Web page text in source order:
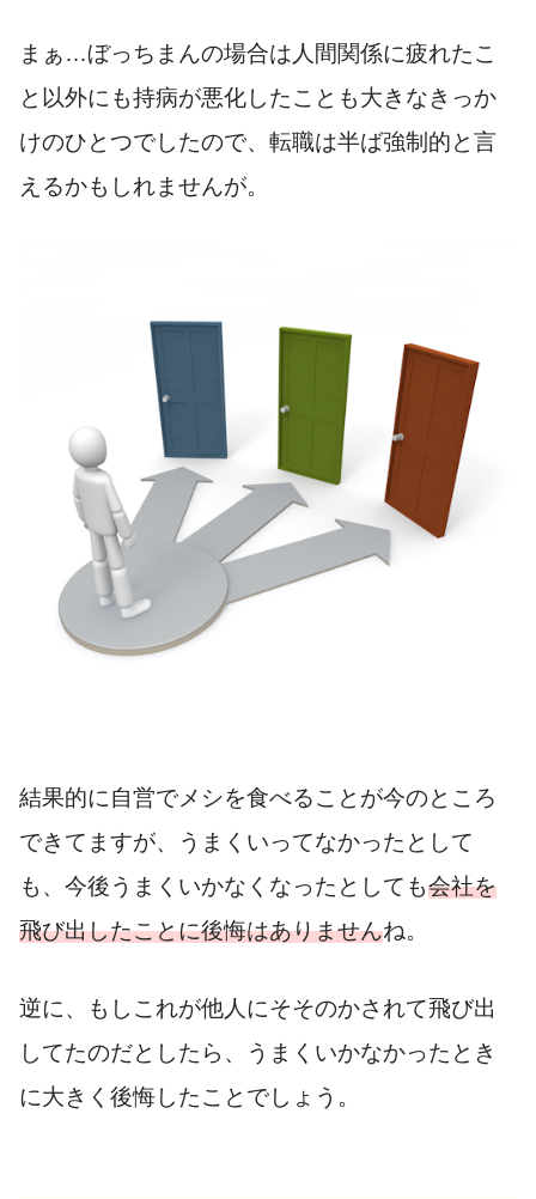
まぁ…ぼっちまんの場合は人間関係に疲れたこ
と以外にも持病が悪化したことも大きなきっか
けのひとつでしたので、転職は半ば強制的と言
えるかもしれませんが。
結果的に自営でメシを食べることが今のところ
できてますが、うまくいってなかったとして
も、今後うまくいかなくなったとしても会社を
飛び出したことに後悔はありませんね。
逆に、もしこれが他人にそそのかされて飛び出
してたのだとしたら、うまくいかなかったとき
に大きく後悔したことでしょう。